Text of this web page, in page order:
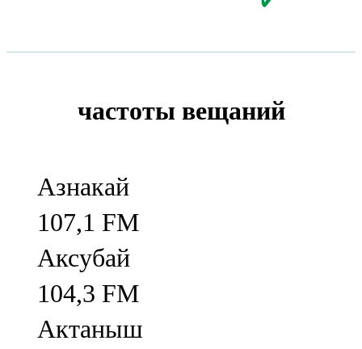
частоты вещаний
Азнакай
107,1 FM
Аксубай
104,3 FM
Актаныш